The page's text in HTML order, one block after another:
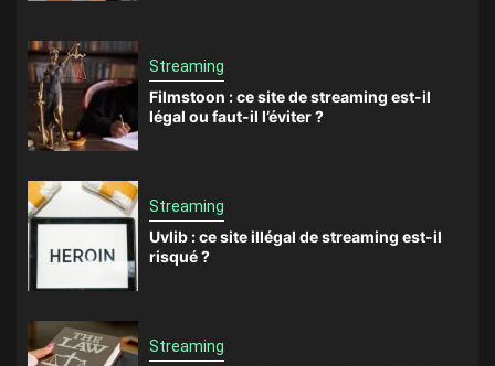
Streaming
Filmstoon : ce site de streaming est-il
légal ou faut-il l’éviter ?
Streaming
Uvlib : ce site illégal de streaming est-il
risqué ?
Streaming